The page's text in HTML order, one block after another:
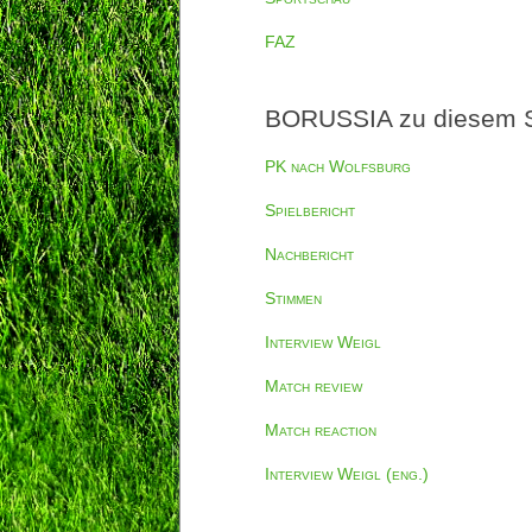
FAZ
BORUSSIA zu diesem
PK nach Wolfsburg
Spielbericht
Nachbericht
Stimmen
Interview Weigl
Match review
Match reaction
Interview Weigl (eng.)